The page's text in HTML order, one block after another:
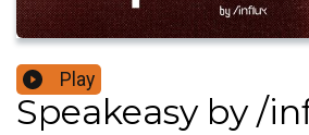
Play
Speakeasy by /